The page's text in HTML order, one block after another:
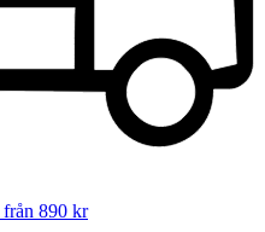
från 890 kr